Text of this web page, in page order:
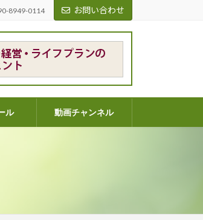
8949-0114 お問い合わせ
ル 動画チャンネル